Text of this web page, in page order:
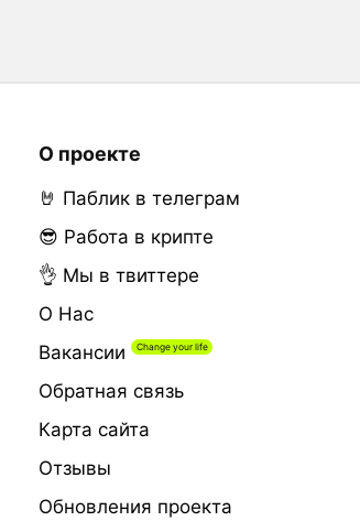
О проекте
🤘 Паблик в телеграм
😎 Работа в крипте
👌 Мы в твиттере
О Нас
Вакансии
Обратная связь
Карта сайта
Отзывы
Обновления проекта